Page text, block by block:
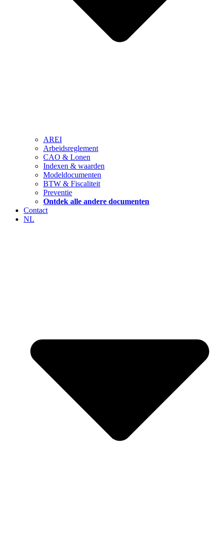
AREI
Arbeidsreglement
CAO & Lonen
Indexen & waarden
Modeldocumenten
BTW & Fiscaliteit
Preventie
Ontdek alle andere documenten
Contact
NL